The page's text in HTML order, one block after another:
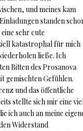
und meines kam
standen
sehr cute
katastrophal für mich
ließe. Ich
Bitten des Prosanova
gemischten Gefühlen.
und das öffentliche
stellte sich mir eine
ich auch an meine
Widerstand